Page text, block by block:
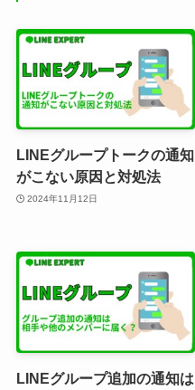
LINEグループトークの通知
がこない原因と対処法
2024年11月12日
LINEグループ追加の通知は